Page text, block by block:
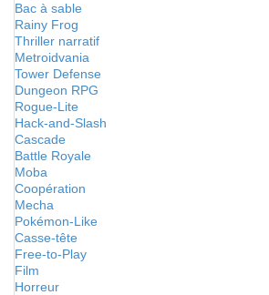
Bac à sable
Rainy Frog
Thriller narratif
Metroidvania
Tower Defense
Dungeon RPG
Rogue-Lite
Hack-and-Slash
Cascade
Battle Royale
Moba
Coopération
Mecha
Pokémon-Like
Casse-tête
Free-to-Play
Film
Horreur